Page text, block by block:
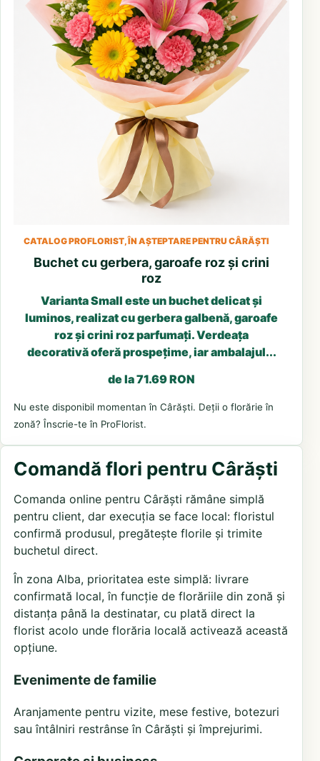
CATALOG PROFLORIST, ÎN AȘTEPTARE PENTRU CÂRĂȘTI
Buchet cu gerbera, garoafe roz și crini
roz
Varianta Small este un buchet delicat și
luminos, realizat cu gerbera galbenă, garoafe
roz și crini roz parfumați. Verdeața
decorativă oferă prospețime, iar ambalajul...
de la 71.69 RON
Nu este disponibil momentan în Cârăști. Deții o florărie în
zonă? Înscrie-te în ProFlorist.
Comandă flori pentru Cârăști
Comanda online pentru Cârăști rămâne simplă
pentru client, dar execuția se face local: floristul
confirmă produsul, pregătește florile și trimite
buchetul direct.
În zona Alba, prioritatea este simplă: livrare
confirmată local, în funcție de florăriile din zonă și
distanța până la destinatar, cu plată direct la
florist acolo unde florăria locală activează această
opțiune.
Evenimente de familie
Aranjamente pentru vizite, mese festive, botezuri
sau întâlniri restrânse în Cârăști și împrejurimi.